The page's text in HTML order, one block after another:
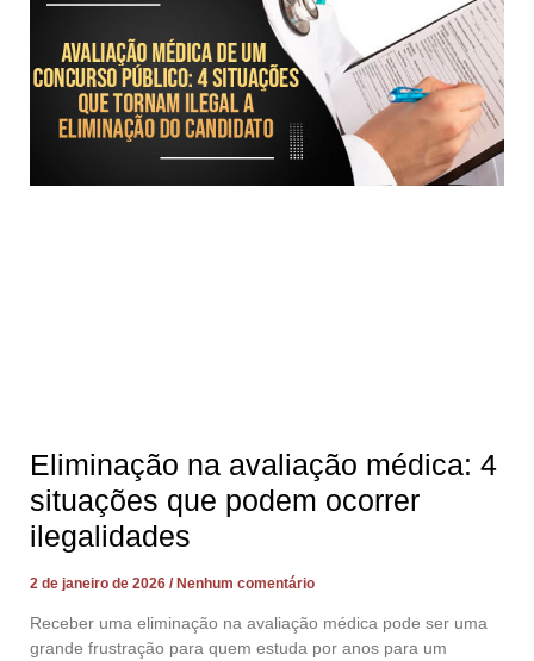
Eliminação na avaliação médica: 4
situações que podem ocorrer
ilegalidades
2 de janeiro de 2026 Nenhum comentário
Receber uma eliminação na avaliação médica pode ser uma
grande frustração para quem estuda por anos para um